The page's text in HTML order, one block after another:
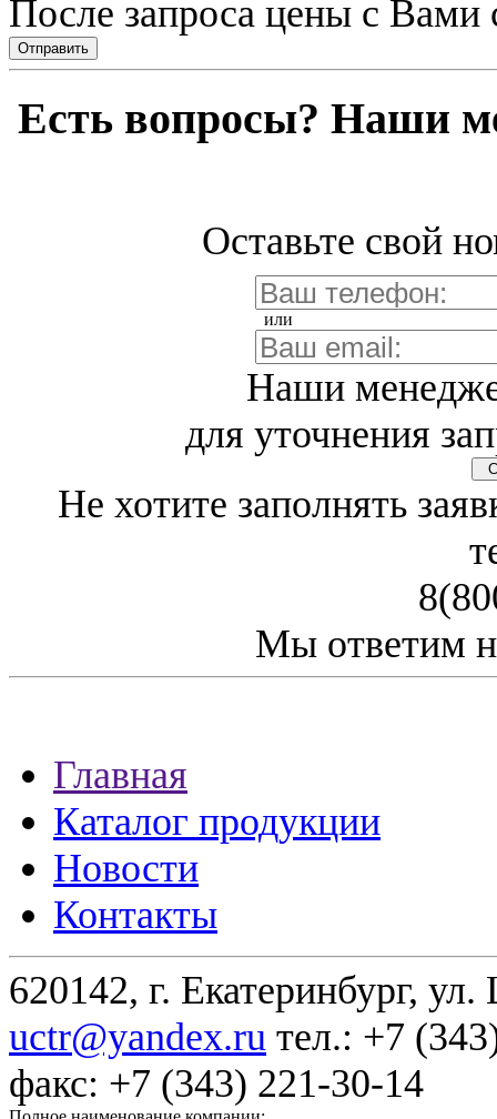
После запроса цены с Вами
Отправить
Есть вопросы? Наши
Оставьте свой
или
Наши
для уточнения
Не хотите заполнять
Мы ответим
Главная
Каталог продукции
Новости
Контакты
620142, г. Екатеринбург,
uctr@yandex.ru тел.: +7
факс: +7 (343) 221-30-14